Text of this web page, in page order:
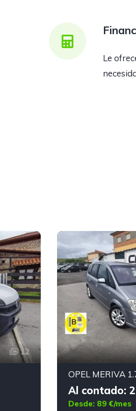
Le
12
OPEL MERIVA
Al contado:
Desde: 89 €/mes